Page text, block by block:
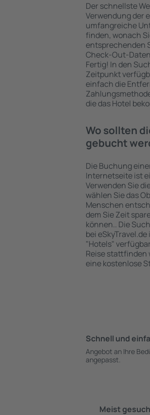
Der schnellste
Verwendung der
umfangreiche
finden, wonach
entsprechenden
Check-Out-
Fertig! In den
Zeitpunkt
einfach die
die das Hotel
Wo sollten
gebucht
Die Buchung
Internetseite ist
Verwenden Sie
wählen Sie das
Menschen
dem Sie Zeit
können.. Die
bei
"Hotels"
Reise stattfinden
eine kostenlose
Schnell und
Angebot an Ihre
angepasst.
Meist